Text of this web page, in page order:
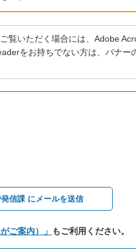
覧いただく場合には、Adobe
をお持ちでない方は、バナー
信課 にメールを送信
ご案内）」 もご利用ください。